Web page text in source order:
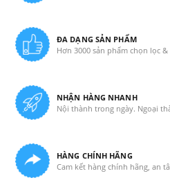
ĐA DẠNG SẢN PHẨM
Hơn 3000 sản phẩm chọn lọc
NHẬN HÀNG NHANH
Nội thành trong ngày. Ngoại
HÀNG CHÍNH HÃNG
Cam kết hàng chính hãng, an